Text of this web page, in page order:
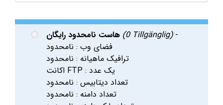
هاست نامحدود رایگان (0 Tillgänglig)-
فضای وب : نامحدود
ترافیک ماهیانه : نامحدود
اکانت FTP : یک عدد
تعداد دیتابیس : نامحدود
تعداد دامنه : نامحدود